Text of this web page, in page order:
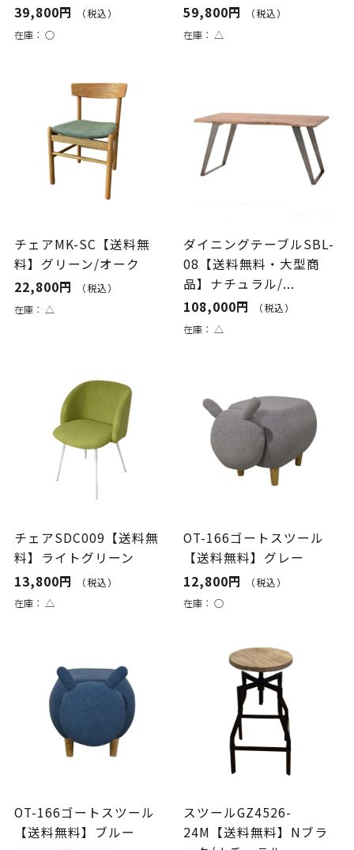
39,800円
（税込）
在庫： ○
59,800円
（税込）
在庫： △
チェアMK-SC【送料無
料】グリーン/オーク
22,800円
（税込）
在庫： △
ダイニングテーブルSBL-
08【送料無料・大型商
品】ナチュラル/...
108,000円
（税込）
在庫： △
チェアSDC009【送料無
料】ライトグリーン
13,800円
（税込）
在庫： △
OT-166ゴートスツール
【送料無料】グレー
12,800円
（税込）
在庫：○
OT-166ゴートスツール
【送料無料】ブルー
スツールGZ4526-
24M【送料無料】Nブラ